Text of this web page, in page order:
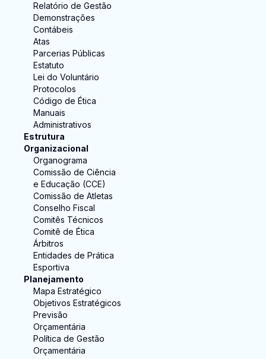
Relatório de Gestão
Demonstrações
Contábeis
Atas
Parcerias Públicas
Estatuto
Lei do Voluntário
Protocolos
Código de Ética
Manuais
Administrativos
Estrutura
Organizacional
Organograma
Comissão de Ciência
e Educação (CCE)
Comissão de Atletas
Conselho Fiscal
Comitês Técnicos
Comitê de Ética
Árbitros
Entidades de Prática
Esportiva
Planejamento
Mapa Estratégico
Objetivos Estratégicos
Previsão
Orçamentária
Política de Gestão
Orçamentária